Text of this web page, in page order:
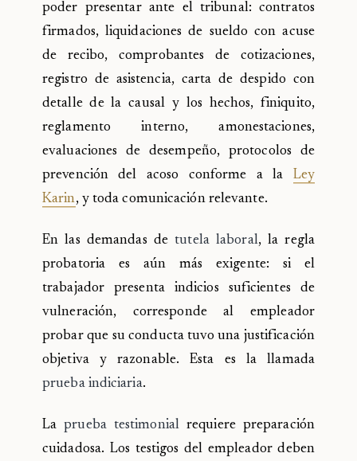
poder presentar ante el tribunal: contratos
firmados, liquidaciones de sueldo con acuse
de recibo, comprobantes de cotizaciones,
registro de asistencia, carta de despido con
detalle de la causal y los hechos, finiquito,
reglamento interno, amonestaciones,
evaluaciones de desempeño, protocolos de
prevención del acoso conforme a la Ley
Karin, y toda comunicación relevante.
En las demandas detutela laboral, la regla
probatoria es aún más exigente: si el
trabajador presenta indicios suficientes de
vulneración, corresponde al empleador
probar que su conducta tuvo una justificación
objetiva y razonable. Esta es la llamada
prueba indiciaria.
Laprueba testimonial requiere preparación
cuidadosa. Los testigos del empleador deben